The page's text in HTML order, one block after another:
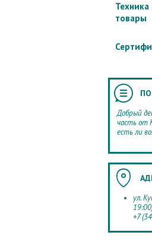
товары
Добрый
часть от
есть ли
ул.
+7